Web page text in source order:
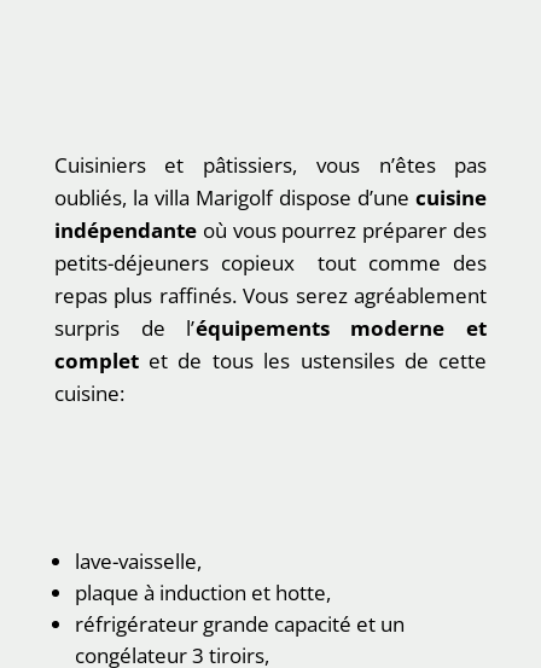
Cuisiniers et pâtissiers, vous n’êtes pas
oubliés, la villa Marigolf dispose d’unecuisine
indépendanteoù vous pourrez préparer des
petits-déjeuners copieux tout comme des
repas plus raffinés. Vous serez agréablement
surpris de l’équipements moderne et
completet de tous les ustensiles de cette
cuisine:
lave-vaisselle,
plaque à induction et hotte,
réfrigérateur grande capacité et un
congélateur 3 tiroirs,